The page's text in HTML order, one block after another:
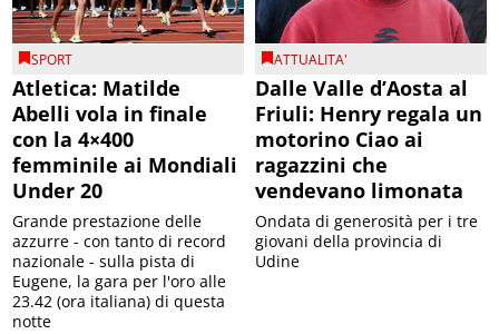
SPORT
Atletica: Matilde
Abelli vola in finale
con la 4×400
femminile ai Mondiali
Under 20
Grande prestazione delle
azzurre - con tanto di record
nazionale - sulla pista di
Eugene, la gara per l'oro alle
23.42 (ora italiana) di questa
notte
ATTUALITA'
Dalle Valle d’Aosta al
Friuli: Henry regala un
motorino Ciao ai
ragazzini che
vendevano limonata
Ondata di generosità per i tre
giovani della provincia di
Udine